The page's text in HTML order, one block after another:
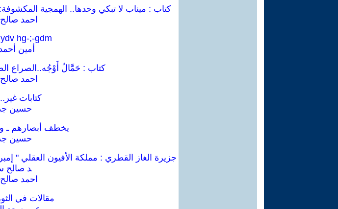
كتاب : ميناب لا تبكي وحدها.. الهمجية المكشوفة:
احمد
hg-;-gdm
أمين
كتاب : حَمَّالُ أَوْجُه..الصراع
احمد
كتابات
حسين
يخطف أبصارهم
حسين
جزيرة الغاز القطري : مملكة الأفيون العقلي "
د صالح
احمد
مقالات في